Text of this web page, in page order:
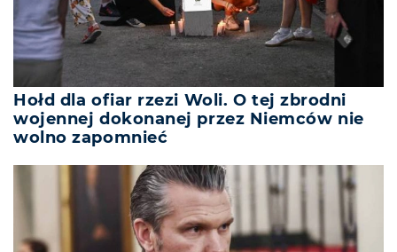
Hołd dla ofiar rzezi Woli. O tej zbrodni
wojennej dokonanej przez Niemców nie
wolno zapomnieć